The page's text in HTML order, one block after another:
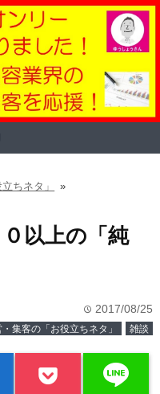
ちネタ」 »
以上の「純
time 2017/08/25
集客の「お役立ちネタ」 雑談
line